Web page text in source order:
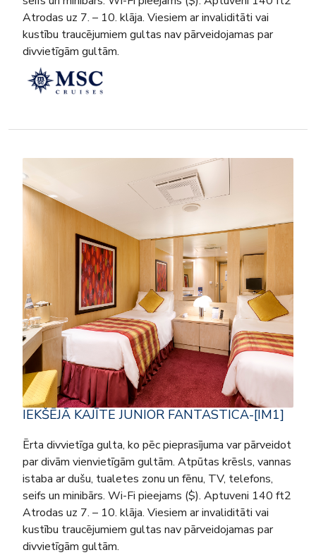
Atrodas uz 7. – 10. klāja. Viesiem ar invaliditāti vai
kustību traucējumiem gultas nav pārveidojamas par
divvietīgām gultām.
IEKŠĒJĀ KAJĪTE JUNIOR FANTASTICA-[IM1]
Ērta divvietīga gulta, ko pēc pieprasījuma var pārveidot
par divām vienvietīgām gultām. Atpūtas krēsls, vannas
istaba ar dušu, tualetes zonu un fēnu, TV, telefons,
seifs un minibārs. Wi-Fi pieejams ($). Aptuveni 140 ft2
Atrodas uz 7. – 10. klāja. Viesiem ar invaliditāti vai
kustību traucējumiem gultas nav pārveidojamas par
divvietīgām gultām.